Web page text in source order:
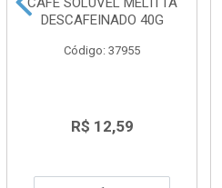
DESCAFEINADO 40G
Código: 37955
R$ 12,59